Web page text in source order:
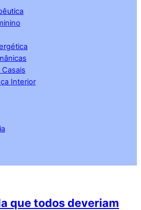
Casais
Interior
que todos deveriam